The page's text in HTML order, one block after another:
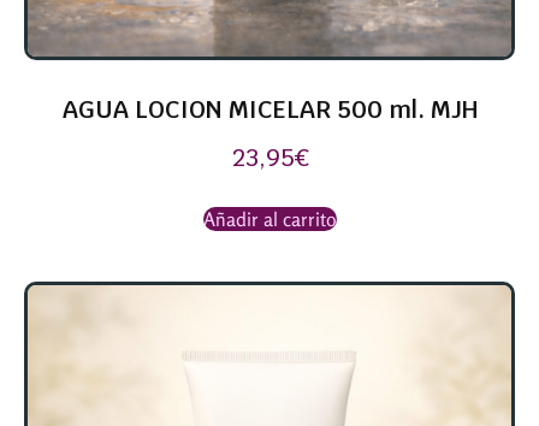
AGUA LOCION MICELAR 500 ml. MJH
23,95€
Añadir al carrito